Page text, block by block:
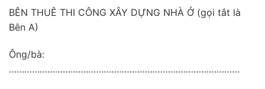
BÊN THUÊ THI CÔNG XÂY DỰNG NHÀ Ở (gọi tắt là
Bên A)
Ông/bà:
………………………………………………………………………………